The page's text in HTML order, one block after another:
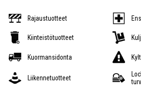
Rajaustuotteet
Kiinteistötuotteet
Kuormansidonta
Liikennetuotteet